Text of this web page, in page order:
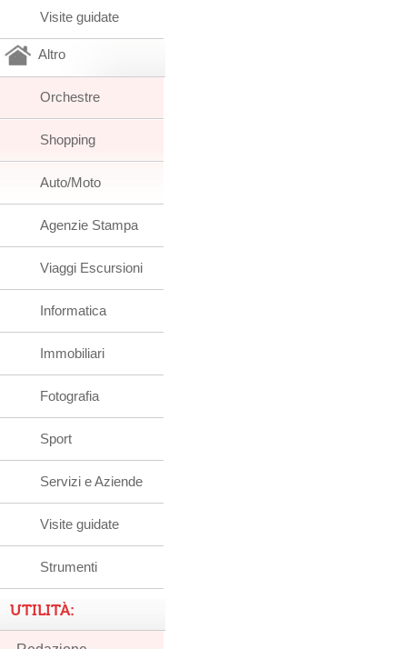
Visite guidate
Altro
Orchestre
Shopping
Auto/Moto
Agenzie Stampa
Viaggi Escursioni
Informatica
Immobiliari
Fotografia
Sport
Servizi e Aziende
Visite guidate
Strumenti
UTILITÀ: